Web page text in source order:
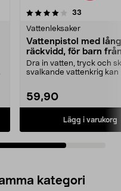
33
Vattenleksaker
Vattenpistol med lång
räckvidd, för barn
Dra in vatten, tryck och
svalkande vattenkrig kan
59,90
Lägg i varukorg
kategori